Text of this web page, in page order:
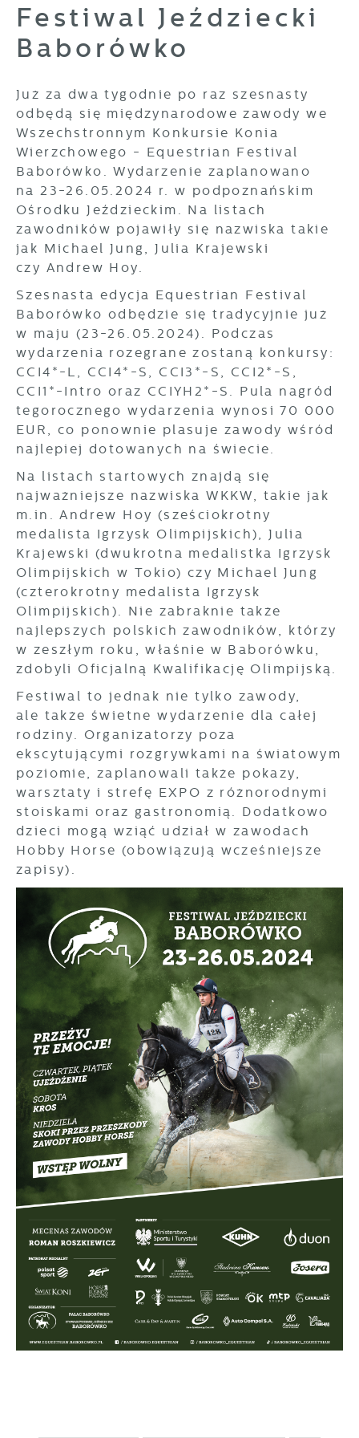
Festiwal Jeździecki
Baborówko
Już za dwa tygodnie po raz szesnasty
odbędą się międzynarodowe zawody we
Wszechstronnym Konkursie Konia
Wierzchowego - Equestrian Festival
Baborówko. Wydarzenie zaplanowano
na 23-26.05.2024 r. w podpoznańskim
Ośrodku Jeździeckim. Na listach
zawodników pojawiły się nazwiska takie
jak Michael Jung, Julia Krajewski
czy Andrew Hoy.
Szesnasta edycja Equestrian Festival
Baborówko odbędzie się tradycyjnie już
w maju (23-26.05.2024). Podczas
wydarzenia rozegrane zostaną konkursy:
CCI4*-L, CCI4*-S, CCI3*-S, CCI2*-S,
CCI1*-Intro oraz CCIYH2*-S. Pula nagród
tegorocznego wydarzenia wynosi 70 000
EUR, co ponownie plasuje zawody wśród
najlepiej dotowanych na świecie.
Na listach startowych znajdą się
najważniejsze nazwiska WKKW, takie jak
m.in. Andrew Hoy (sześciokrotny
medalista Igrzysk Olimpijskich), Julia
Krajewski (dwukrotna medalistka Igrzysk
Olimpijskich w Tokio) czy Michael Jung
(czterokrotny medalista Igrzysk
Olimpijskich). Nie zabraknie także
najlepszych polskich zawodników, którzy
w zeszłym roku, właśnie w Baborówku,
zdobyli Oficjalną Kwalifikację Olimpijską.
Festiwal to jednak nie tylko zawody,
ale także świetne wydarzenie dla całej
rodziny. Organizatorzy poza
ekscytującymi rozgrywkami na światowym
poziomie, zaplanowali także pokazy,
warsztaty i strefę EXPO z różnorodnymi
stoiskami oraz gastronomią. Dodatkowo
dzieci mogą wziąć udział w zawodach
Hobby Horse (obowiązują wcześniejsze
zapisy).
której korzystasz, może działać bez zakłóceń.
Tego typu pliki cookies umożliwiają stronie
internetowej zapamiętanie wprowadzonych
przez Ciebie ustawień oraz personalizację
określonych funkcjonalności czy
Dzięki tym plikom cookies możemy zapewnić
Ci większy komfort korzystania z
funkcjonalności naszej strony poprzez
dopasowanie jej do Twoich indywidualnych
preferencji. Wyrażenie zgody na funkcjonalne i
personalizacyjne pliki cookies gwarantuje
dostępność większej ilości funkcji na stronie.
Więcej
Analityczne
Analityczne pliki cookies pomagają nam
rozwijać się i dostosowywać do Twoich
potrzeb.
Cookies analityczne pozwalają na uzyskanie
informacji w zakresie wykorzystywania witryny
internetowej, miejsca oraz częstotliwości, z
pozwalają nam na ocenę naszych serwisów
internetowych pod względem ich popularności
wśród użytkowników. Zgromadzone informacje
są przetwarzane w formie zanonimizowanej.
Wyrażenie zgody na analityczne pliki cookies
gwarantuje dostępność wszystkich
funkcjonalności.
Więcej
Reklamowe
Dzięki reklamowym plikom cookies
prezentujemy Ci najciekawsze informacje i
aktualności na stronach naszych partnerów.
Promocyjne pliki cookies służą do
prezentowania Ci naszych komunikatów na
podstawie analizy Twoich upodobań oraz
Twoich zwyczajów dotyczących przeglądanej
witryny internetowej. Treści promocyjne mogą
pojawić się na stronach podmiotów trzecich
innych dostawców usług. Firmy te działają w
charakterze pośredników prezentujących nasze
treści w postaci wiadomości, ofert,
komunikatów mediów społecznościowych.
Więcej